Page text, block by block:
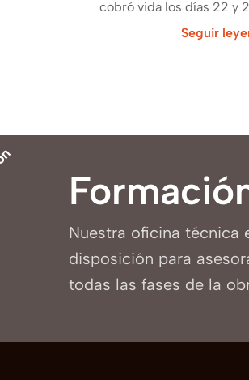
cobró vida los días 22 y
noviembre en Lisboa,
Seguir
Nuestra oficina técnica
disposición para
todas las fases de la